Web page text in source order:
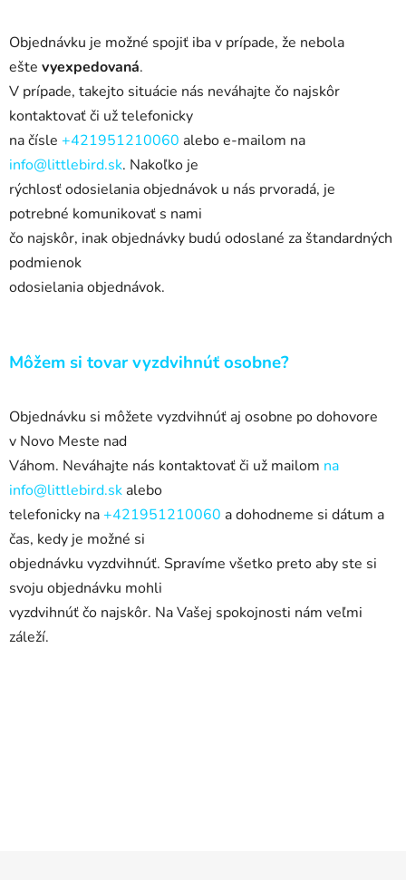
Objednávku je možné spojiť iba v prípade, že nebola
ešte vyexpedovaná.
V prípade, takejto situácie nás neváhajte čo najskôr
kontaktovať či už telefonicky
na čísle +421951210060 alebo e-mailom na
info@littlebird.sk. Nakoľko je
rýchlosť odosielania objednávok u nás prvoradá, je
potrebné komunikovať s nami
čo najskôr, inak objednávky budú odoslané za štandardných
podmienok
odosielania objednávok.
Môžem si tovar vyzdvihnúť osobne?
Objednávku si môžete vyzdvihnúť aj osobne po dohovore
v Novo Meste nad
Váhom. Neváhajte nás kontaktovať či už mailom na
info@littlebird.sk alebo
telefonicky na+421951210060 adohodneme si dátum a
čas, kedy je možné si
objednávku vyzdvihnúť. Spravíme všetko preto aby ste si
svoju objednávku mohli
vyzdvihnúť čo najskôr. Na Vašej spokojnosti nám veľmi
záleží.